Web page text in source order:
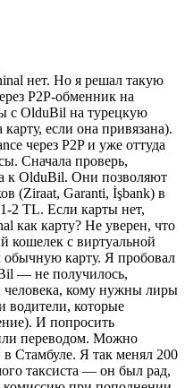
нет. Но я решал такую
P2P-обменник на
с OlduBil на турецкую
если она привязана).
через P2P и уже оттуда
Сначала проверь,
к OlduBil. Они позволяют
(Ziraat, Garanti, İşbank) в
2 TL. Если карты нет,
как карту? Не уверен, что
кошелек с виртуальной
карту. Я пробовал
— не получилось,
человека, кому нужны лиры
водители, которые
И попросить
переводом. Можно
в Стамбуле. Я так менял 200
таксиста — он был рад,